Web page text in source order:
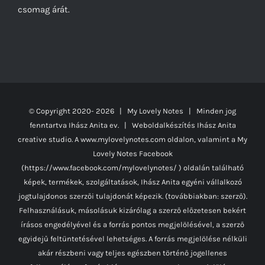
csomag árát.
© Copyright 2020- 2026 | My Lovely Notes | Minden jog
fenntartva Ihász Anita ev. | Weboldalkészítés Ihász Anita
creative studio. A www.mylovelynotes.com oldalon, valamint a My
Lovely Notes Facebook
(https://www.facebook.com/mylovelynotes/ ) oldalán található
képek, termékek, szolgáltatások, Ihász Anita egyéni vállalkozó
jogtulajdonos szerzői tulajdonát képezik. (továbbiakban: szerző).
Felhasználásuk, másolásuk kizárólag a szerző előzetesen bekért
írásos engedélyével és a forrás pontos megjelölésével, a szerző
egyidejű feltüntetésével lehetséges. A forrás megjelölése nélküli
akár részbeni vagy teljes egészben történő jogellenes